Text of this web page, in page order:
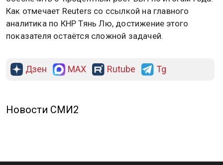
Как отмечает Reuters со ссылкой на главного
аналитика по КНР Тянь Лю, достижение этого
показателя остаётся сложной задачей.
Дзен MAX Rutube Tg
Новости СМИ2